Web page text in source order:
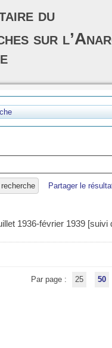
Partager le
1936-février 1939 [suivi
Par page : 25 50
du
sur